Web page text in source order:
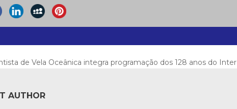
de Vela Oceânica integra programação dos 128 anos do Inter
AUTHOR